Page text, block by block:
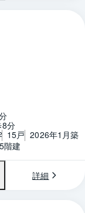
8分
15戸 2026年1月築
階建
詳細